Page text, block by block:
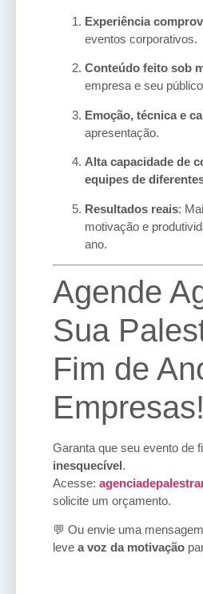
Experiência
eventos corporativos.
Conteúdo feito sob
empresa e seu
Emoção, técnica e
apresentação.
Alta capacidade de
equipes de
Resultados reais:
motivação e
ano.
Agende
Sua
Fim de
Garanta que seu evento de
inesquecível.
Acesse:
solicite um orçamento.
💬 Ou envie uma
leve a voz da motivação